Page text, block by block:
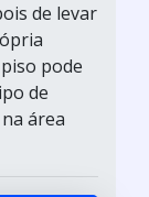
de levar
pode
de
área